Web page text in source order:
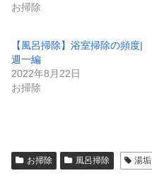
お掃除
【風呂掃除】浴室掃除の頻度|
週一編
2022年8月22日
お掃除
お掃除 風呂掃除 湯垢